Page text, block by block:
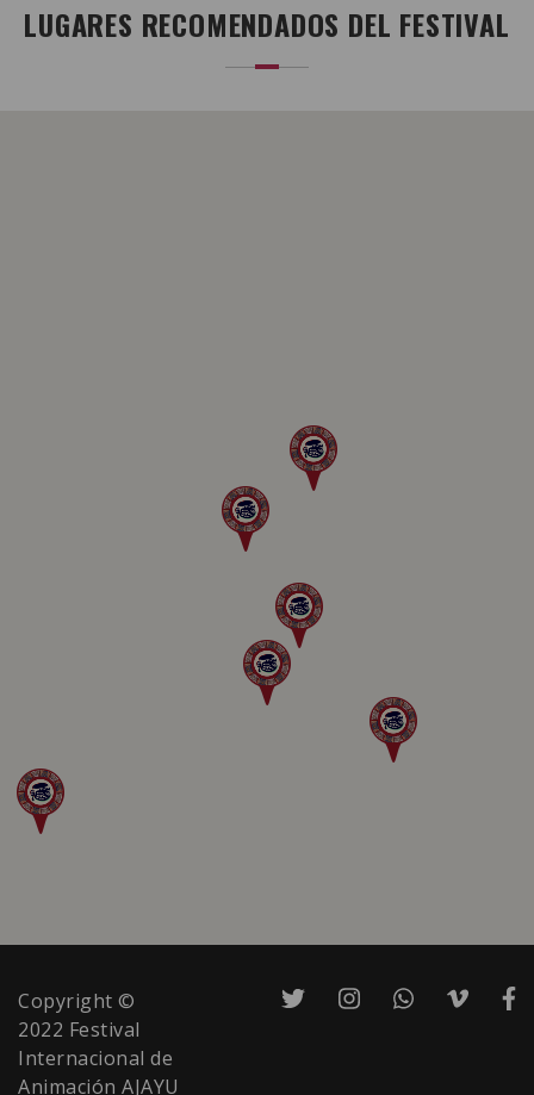
LUGARES RECOMENDADOS DEL FESTIVAL
Copyright ©
2022 Festival
Internacional de
Animación AJAYU